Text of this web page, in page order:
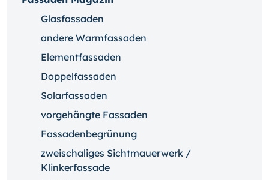
Glasfassaden
andere Warmfassaden
Elementfassaden
Doppelfassaden
Solarfassaden
vorgehängte Fassaden
Fassadenbegrünung
zweischaliges Sichtmauerwerk /
Klinkerfassade